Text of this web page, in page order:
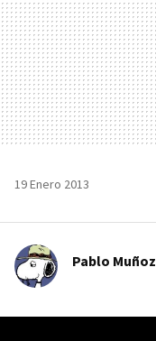
19 Enero 2013
Pablo Muñoz